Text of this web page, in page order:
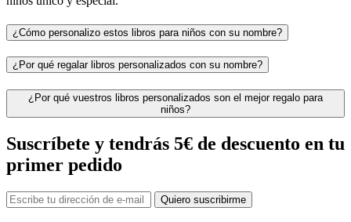
¿Cómo personalizo estos libros para niños con su nombre?
¿Por qué regalar libros personalizados con su nombre?
¿Por qué vuestros libros personalizados son el mejor regalo para
niños?
Suscríbete y tendrás 5€ de descuento en tu
primer pedido
Quiero suscribirme